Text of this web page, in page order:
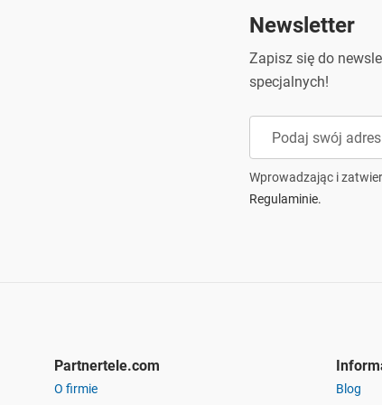
Newsletter
Zapisz się do
specjalnych!
Wprowadzając i
Regulaminie.
Partnertele.com
O firmie Blog